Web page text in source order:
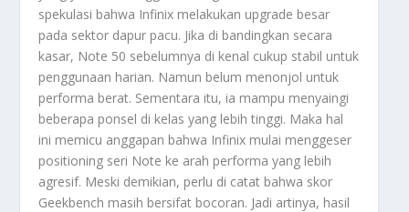
spekulasi bahwa Infinix melakukan upgrade besar
pada sektor dapur pacu. Jika di bandingkan secara
kasar, Note 50 sebelumnya di kenal cukup stabil untuk
penggunaan harian. Namun belum menonjol untuk
performa berat. Sementara itu, ia mampu menyaingi
beberapa ponsel di kelas yang lebih tinggi. Maka hal
ini memicu anggapan bahwa Infinix mulai menggeser
positioning seri Note ke arah performa yang lebih
agresif. Meski demikian, perlu di catat bahwa skor
Geekbench masih bersifat bocoran. Jadi artinya, hasil